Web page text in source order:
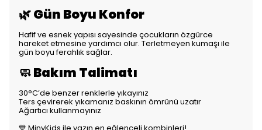
🌿 Gün Boyu Konfor
Hafif ve esnek yapısı sayesinde çocukların özgürce
hareket etmesine yardımcı olur. Terletmeyen kumaşı ile
gün boyu ferahlık sağlar.
🧼 Bakım Talimatı
30°C’de benzer renklerle yıkayınız
Ters çevirerek yıkamanız baskının ömrünü uzatır
Ağartıcı kullanmayınız